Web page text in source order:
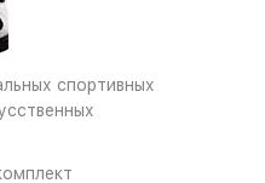
спортивных